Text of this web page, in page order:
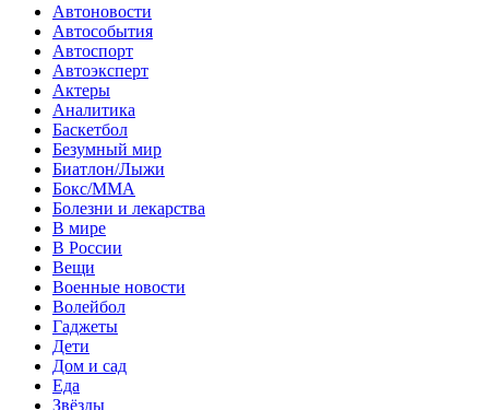
Автоновости
Автособытия
Автоспорт
Автоэксперт
Актеры
Аналитика
Баскетбол
Безумный мир
Биатлон/Лыжи
Бокс/MMA
Болезни и лекарства
В мире
В России
Вещи
Военные новости
Волейбол
Гаджеты
Дети
Дом и сад
Еда
Звёзды